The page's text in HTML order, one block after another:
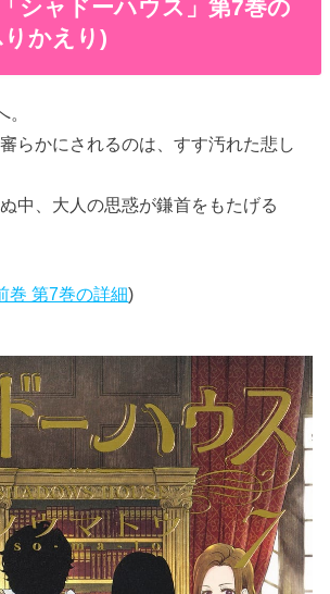
シャドーハウス」第7巻の
かえり)
。
らかにされるのは、すす汚れた悲し
中、大人の思惑が鎌首をもたげる
巻 第7巻の詳細)